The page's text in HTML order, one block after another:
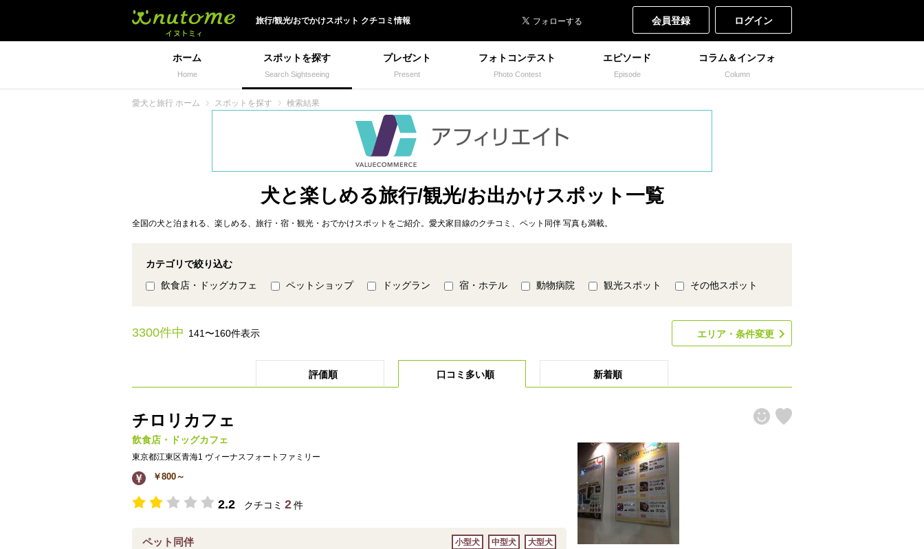
旅行/観光/おでかけスポット クチコミ情報 会員登録 ログイン
ホーム
Home
スポットを探す
Search Sightseeing
プレゼント
Present
フォトコンテスト
Photo Contest
エピソード
Episode
コラム＆インフォ
Column
愛犬と旅行 ホーム スポットを探す 検索結果
犬と楽しめる旅行/観光/お出かけスポット一覧
全国の犬と泊まれる、楽しめる、旅行・宿・観光・おでかけスポットをご紹介。愛犬家目線のクチコミ、ペット同伴 写真も満載。
カテゴリで絞り込む
飲食店・ドッグカフェ
ペットショップ ドッグラン 宿・ホテル 動物病院 観光スポット その他スポット
3300件中 141〜160件表示 エリア・条件変更
評価順 口コミ多い順 新着順
チロリカフェ
飲食店・ドッグカフェ
東京都江東区青海1 ヴィーナスフォートファミリー
￥800～
2.2 クチコミ 2件
ペット同伴 小型犬 中型犬 大型犬